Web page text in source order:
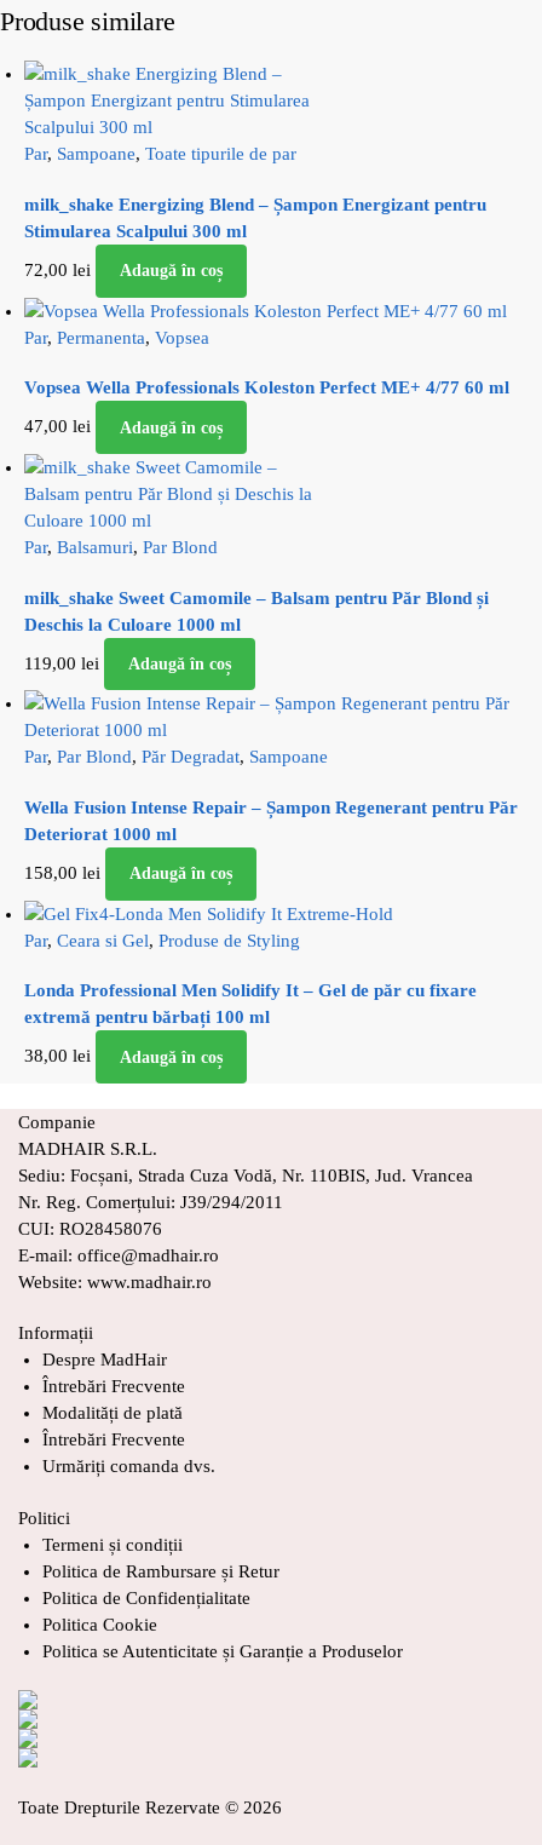
Produse similare
Par, Sampoane, Toate tipurile de par
milk_shake Energizing Blend – Șampon Energizant pentru
Stimularea Scalpului 300 ml
72,00 lei Adaugă în coș
Par, Permanenta, Vopsea
Vopsea Wella Professionals Koleston Perfect ME+ 4/77 60 ml
47,00 lei Adaugă în coș
Par, Balsamuri, Par Blond
milk_shake Sweet Camomile – Balsam pentru Păr Blond și
Deschis la Culoare 1000 ml
119,00 lei Adaugă în coș
Par, Par Blond, Păr Degradat, Sampoane
Wella Fusion Intense Repair – Șampon Regenerant pentru Păr
Deteriorat 1000 ml
158,00 lei Adaugă în coș
Par, Ceara si Gel, Produse de Styling
Londa Professional Men Solidify It – Gel de păr cu fixare
extremă pentru bărbați 100 ml
38,00 lei Adaugă în coș
Companie
MADHAIR S.R.L.
Sediu: Focșani, Strada Cuza Vodă, Nr. 110BIS, Jud. Vrancea
Nr. Reg. Comerțului: J39/294/2011
CUI: RO28458076
E-mail: office@madhair.ro
Website: www.madhair.ro
Informații
Despre MadHair
Întrebări Frecvente
Modalități de plată
Întrebări Frecvente
Urmăriți comanda dvs.
Politici
Termeni și condiții
Politica de Rambursare și Retur
Politica de Confidențialitate
Politica Cookie
Politica se Autenticitate și Garanție a Produselor
Toate Drepturile Rezervate © 2026